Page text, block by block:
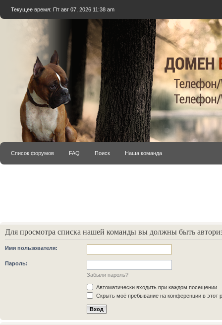
Текущее время: Пт авг 07, 2026 11:38 am
Список форумов FAQ Поиск Наша команда
Для просмотра списка нашей команды вы должны быть
Имя пользователя:
Пароль:
Забыли пароль?
Автоматически входить при каждом посещении
Скрыть моё пребывание на конференции в этот